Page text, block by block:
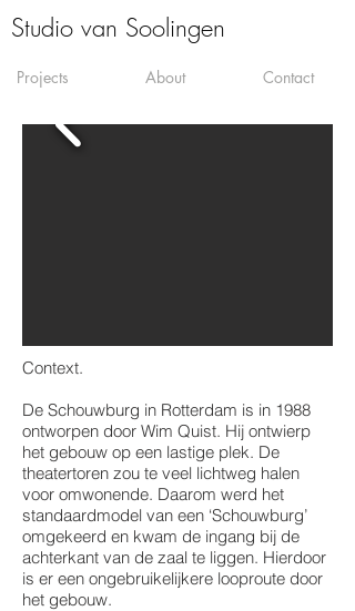
Studio van Soolingen
Projects About Contact
Context.
De Schouwburg in Rotterdam is in 1988
ontworpen door Wim Quist. Hij ontwierp
het gebouw op een lastige plek. De
theatertoren zou te veel lichtweg halen
voor omwonende. Daarom werd het
standaardmodel van een ‘Schouwburg’
omgekeerd en kwam de ingang bij de
achterkant van de zaal te liggen. Hierdoor
is er een ongebruikelijkere looproute door
het gebouw.